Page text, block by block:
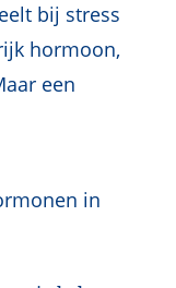
bij stress
hormoon,
een